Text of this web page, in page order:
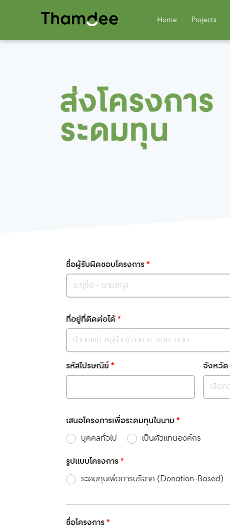
Home Projects
ชื่อผู้รับผิดชอบโครงการ*
ที่อยู่ที่ติดต่อได้*
รหัสไปรษณีย์* จังหวัด
เสนอโครงการเพื่อระดมทุนในนาม *
บุคคลทั่วไป เป็นตัวแทนองค์กร
รูปแบบโครงการ*
ระดมทุนเพื่อการบริจาค (Donation-Based)
ชื่อโครงการ*